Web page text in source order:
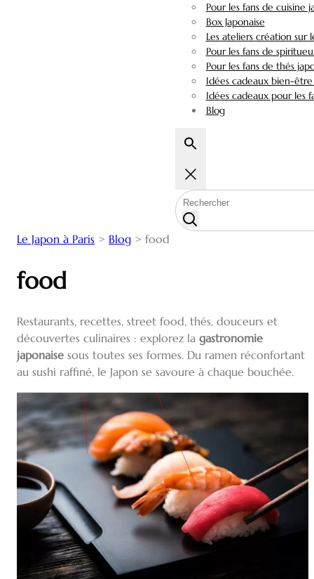
Pour les fans de cuisine
Box Japonaise
Les ateliers création sur
Pour les fans de
Pour les fans de thés
Idées cadeaux bien-être
Idées cadeaux pour les
Blog
Le Japon à Paris > Blog > food
food
Restaurants, recettes, street food, thés, douceurs et
découvertes culinaires : explorez la gastronomie
japonaise sous toutes ses formes. Du ramen réconfortant
au sushi raffiné, le Japon se savoure à chaque bouchée.